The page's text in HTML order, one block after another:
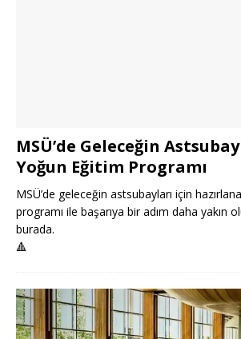
MSÜ’de Geleceğin
Yoğun Eğitim Programı
MSÜ’de geleceğin astsubayları için
programı ile başarıya bir adım daha yakın
burada.
🔺